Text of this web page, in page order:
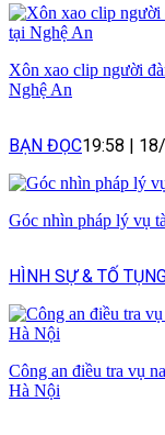
Xôn xao clip người
Nghệ An
BẠN ĐỌC19:58 |
Góc nhìn pháp lý vụ
HÌNH SỰ & TỐ
Công an điều tra vụ
Hà Nội